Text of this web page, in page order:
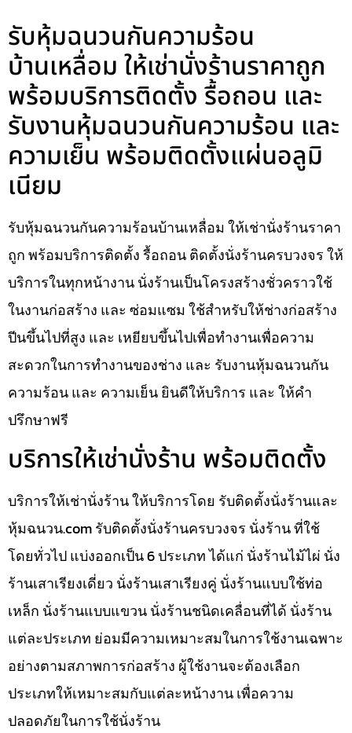
รับหุ้มฉนวนกันความร้อน
บ้านเหลื่อม ให้เช่านั่งร้านราคาถูก
พร้อมบริการติดตั้ง รื้อถอน และ
รับงานหุ้มฉนวนกันความร้อน และ
ความเย็น พร้อมติดตั้งแผ่นอลูมิ
เนียม
รับหุ้มฉนวนกันความร้อนบ้านเหลื่อม ให้เช่านั่งร้านราคา
ถูก พร้อมบริการติดตั้ง รื้อถอน ติดตั้งนั่งร้านครบวงจร ให้
บริการในทุกหน้างาน นั่งร้านเป็นโครงสร้างชั่วคราวใช้
ในงานก่อสร้าง และ ซ่อมแซม ใช้สำหรับให้ช่างก่อสร้าง
ปีนขึ้นไปที่สูง และ เหยียบขึ้นไปเพื่อทำงานเพื่อความ
สะดวกในการทำงานของช่าง และ รับงานหุ้มฉนวนกัน
ความร้อน และ ความเย็น ยินดีให้บริการ และ ให้คำ
ปรึกษาฟรี
บริการให้เช่านั่งร้าน พร้อมติดตั้ง
บริการให้เช่านั่งร้าน ให้บริการโดย รับติดตั้งนั่งร้านและ
หุ้มฉนวน.com รับติดตั้งนั่งร้านครบวงจร นั่งร้าน ที่ใช้
โดยทั่วไป แบ่งออกเป็น 6 ประเภท ได้แก่ นั่งร้านไม้ไผ่ นั่ง
ร้านเสาเรียงเดี่ยว นั่งร้านเสาเรียงคู่ นั่งร้านแบบใช้ท่อ
เหล็ก นั่งร้านแบบแขวน นั่งร้านชนิดเคลื่อนที่ได้ นั่งร้าน
แต่ละประเภท ย่อมมีความเหมาะสมในการใช้งานเฉพาะ
อย่างตามสภาพการก่อสร้าง ผู้ใช้งานจะต้องเลือก
ประเภทให้เหมาะสมกับแต่ละหน้างาน เพื่อความ
ปลอดภัยในการใช้นั่งร้าน